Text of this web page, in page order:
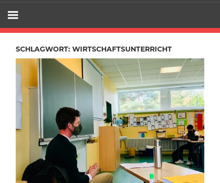
SCHLAGWORT: WIRTSCHAFTSUNTERRICHT